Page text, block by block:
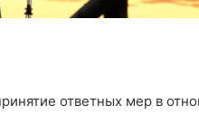
ответных мер в